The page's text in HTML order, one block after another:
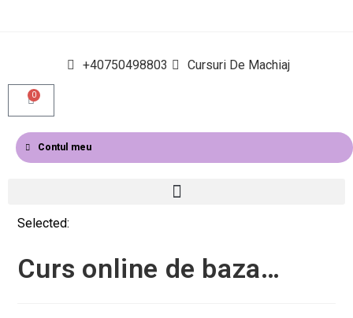
+40750498803 Cursuri De Machiaj
Contul meu
0
Selected:
Curs online de baza…